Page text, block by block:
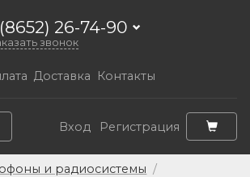
26-74-90
звонок
Доставка Контакты
Вход Регистрация
и радиосистемы /